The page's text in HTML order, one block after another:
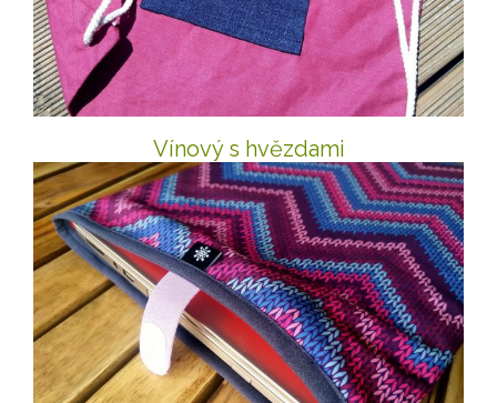
Vínový s hvězdami